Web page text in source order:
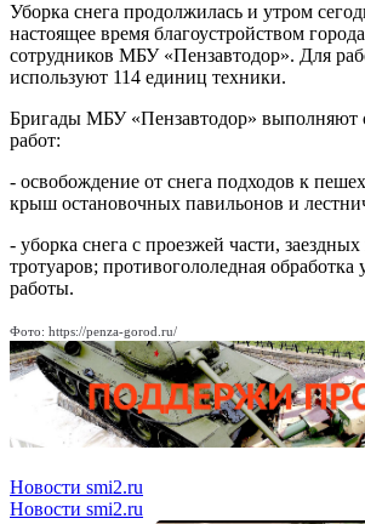
Уборка снега продолжилась и утром
настоящее время благоустройством
сотрудников МБУ «Пензавтодор». Для
используют 114 единиц техники.
Бригады МБУ «Пензавтодор»
работ:
- освобождение от снега подходов к
крыш остановочных павильонов и
- уборка снега с проезжей части,
тротуаров; противогололедная обработка
работы.
Фото: https://penza-gorod.ru/
Новости smi2.ru
Новости smi2.ru